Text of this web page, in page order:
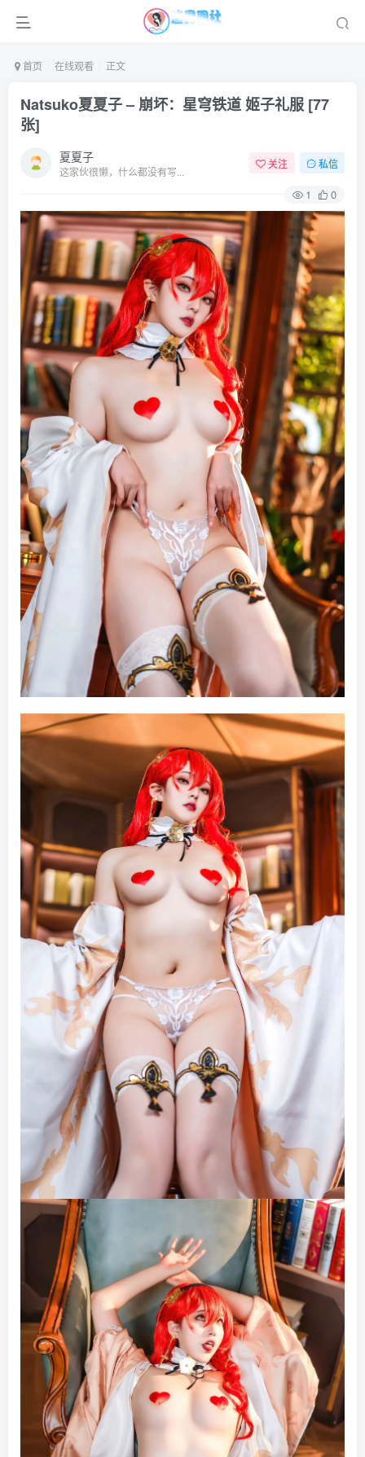
首页 在线观看 正文
Natsuko夏夏子 – 崩坏：星穹铁道 姬子礼服 [77
张]
夏夏子
这家伙很懒，什么都没有写...
关注 私信
1 0